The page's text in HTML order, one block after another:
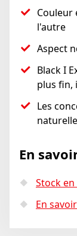
Couleur
l'autre
Aspect
Black I
plus fin,
Les
En
Stock
En